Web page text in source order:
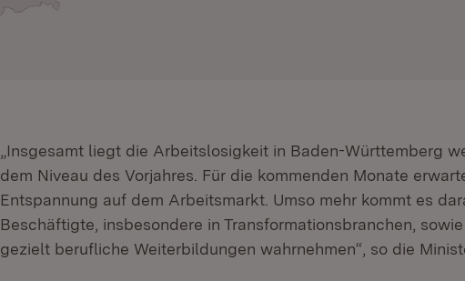
„Insgesamt liegt die Arbeitslosigkeit in Baden-Württemberg
dem Niveau des Vorjahres. Für die kommenden Monate
Entspannung auf dem Arbeitsmarkt. Umso mehr kommt es
Beschäftigte, insbesondere in Transformationsbranchen,
gezielt berufliche Weiterbildungen wahrnehmen“, so die